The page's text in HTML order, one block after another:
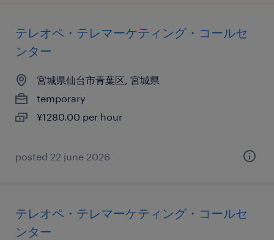
テレオペ・テレマーケティング・コールセ
ンター
宮城県仙台市青葉区, 宮城県
temporary
¥1280.00 per hour
posted 22 june 2026
テレオペ・テレマーケティング・コールセ
ンター